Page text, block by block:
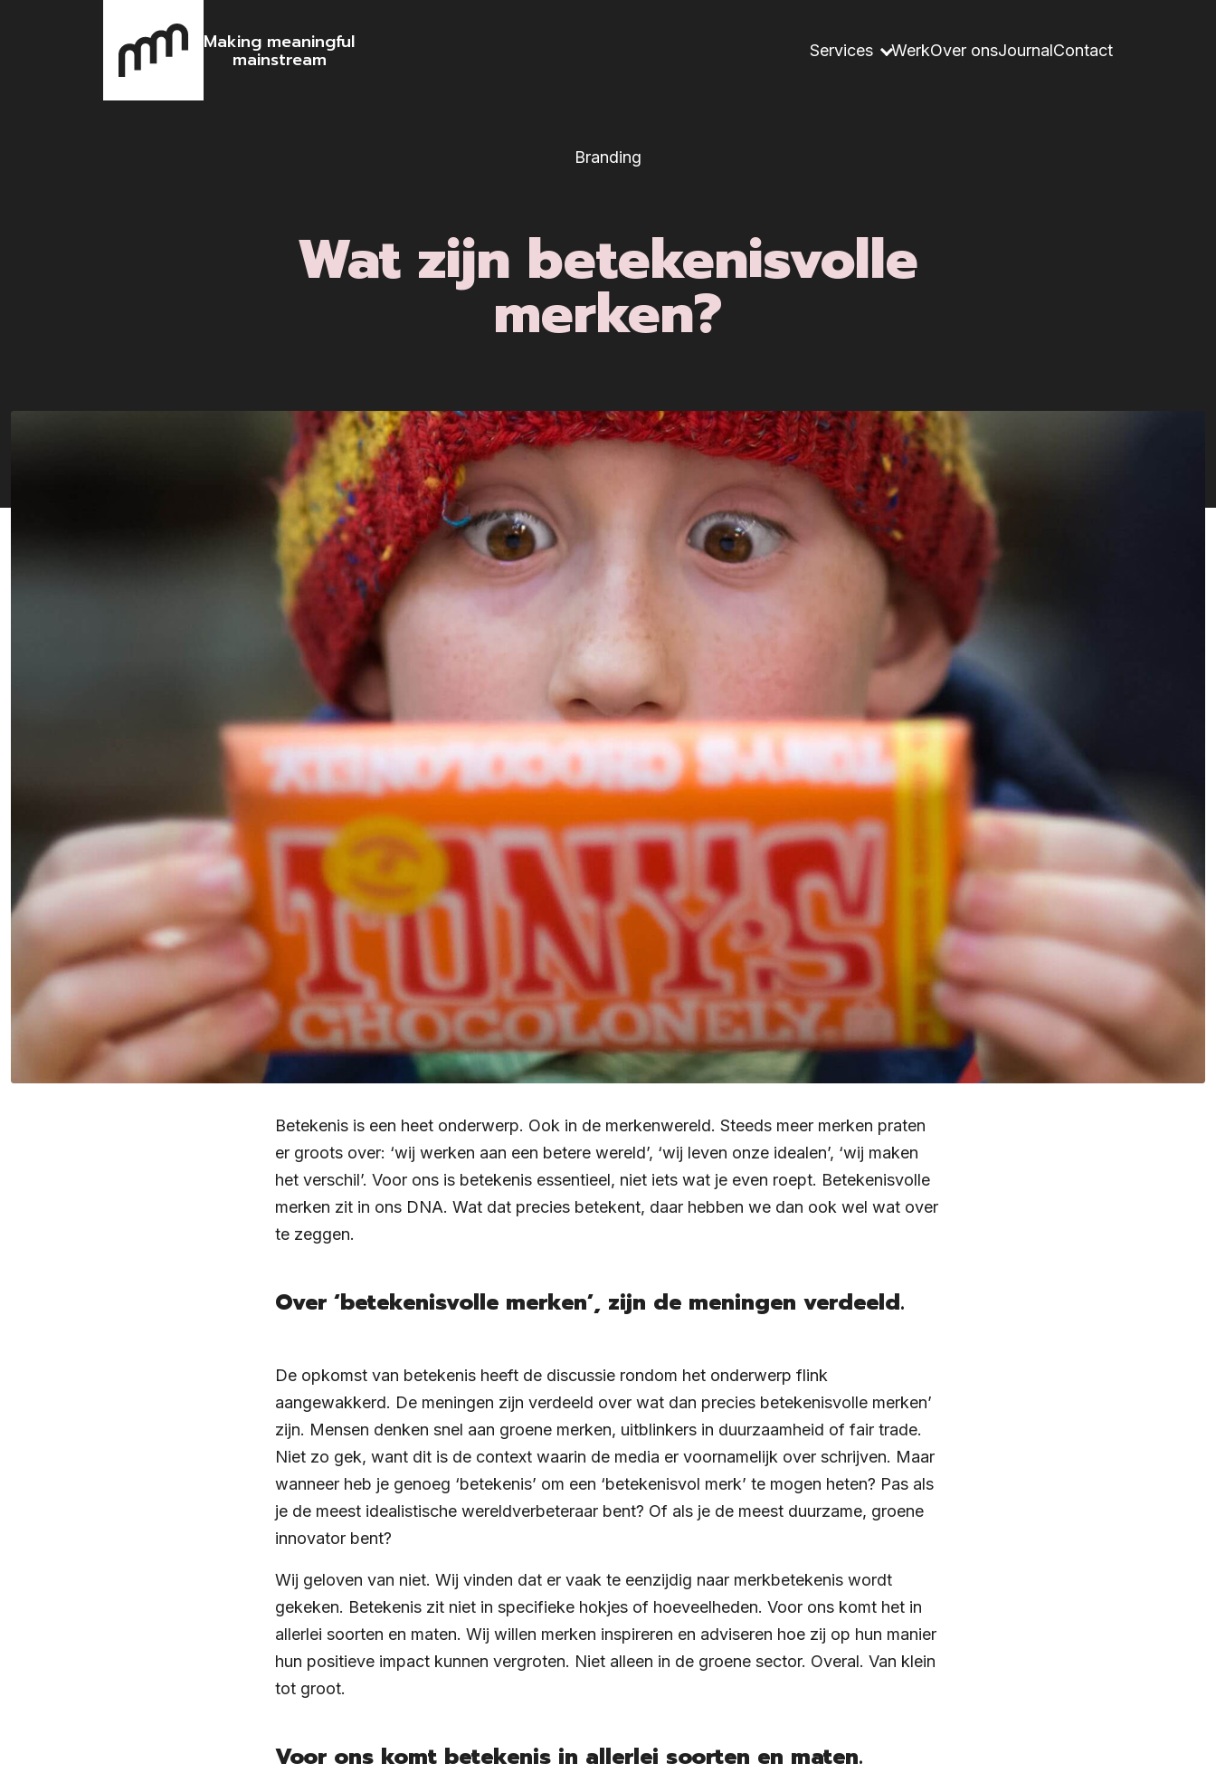
Making meaningful
mainstream Services WerkOver onsJournalContact
Branding
Wat zijn betekenisvolle
merken?
Betekenis is een heet onderwerp. Ook in de merkenwereld. Steeds meer merken praten
er groots over: ‘wij werken aan een betere wereld’, ‘wij leven onze idealen’, ‘wij maken
het verschil’. Voor ons is betekenis essentieel, niet iets wat je even roept. Betekenisvolle
merken zit in ons DNA. Wat dat precies betekent, daar hebben we dan ook wel wat over
te zeggen.
Over ‘betekenisvolle merken’, zijn de meningen verdeeld.
De opkomst van betekenis heeft de discussie rondom het onderwerp flink
aangewakkerd. De meningen zijn verdeeld over wat dan precies betekenisvolle merken’
zijn. Mensen denken snel aan groene merken, uitblinkers in duurzaamheid of fair trade.
Niet zo gek, want dit is de context waarin de media er voornamelijk over schrijven. Maar
wanneer heb je genoeg ‘betekenis’ om een ‘betekenisvol merk’ te mogen heten? Pas als
je de meest idealistische wereldverbeteraar bent? Of als je de meest duurzame, groene
innovator bent?
Wij geloven van niet. Wij vinden dat er vaak te eenzijdig naar merkbetekenis wordt
gekeken. Betekenis zit niet in specifieke hokjes of hoeveelheden. Voor ons komt het in
allerlei soorten en maten. Wij willen merken inspireren en adviseren hoe zij op hun manier
hun positieve impact kunnen vergroten. Niet alleen in de groene sector. Overal. Van klein
tot groot.
Voor ons komt betekenis in allerlei soorten en maten.